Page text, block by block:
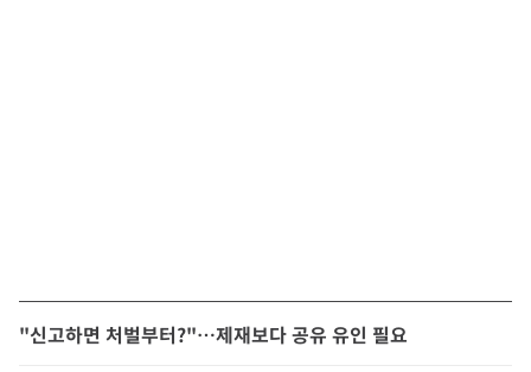
"신고하면 처벌부터?"…제재보다 공유 유인 필요